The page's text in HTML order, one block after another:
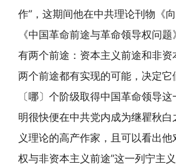
作”，这期间他在中共理论刊物《
《中国革命前途与革命领导权问
有两个前途：资本主义前途和非资
两个前途都有实现的可能，决定它
〔哪〕个阶级取得中国革命领导
明很快便在中共党内成为继瞿秋白
义理论的高产作家，且可以看出他
权与非资本主义前途”这一列宁主